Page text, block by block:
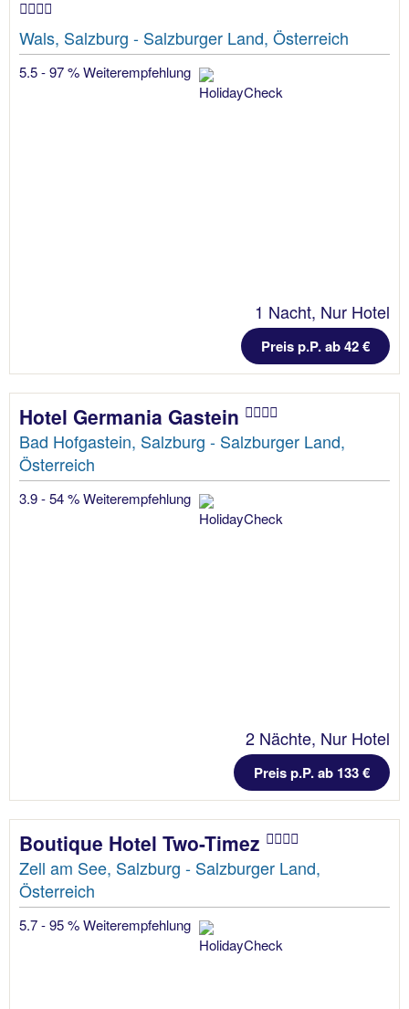
Wals, Salzburg - Salzburger Land, Österreich
5.5 - 97 % Weiterempfehlung
1 Nacht, Nur Hotel
Preis p.P. ab 42 €
Hotel Germania Gastein
Bad Hofgastein, Salzburg - Salzburger Land,
Österreich
3.9 - 54 % Weiterempfehlung
2 Nächte, Nur Hotel
Preis p.P. ab 133 €
Boutique Hotel Two-Timez
Zell am See, Salzburg - Salzburger Land,
Österreich
5.7 - 95 % Weiterempfehlung